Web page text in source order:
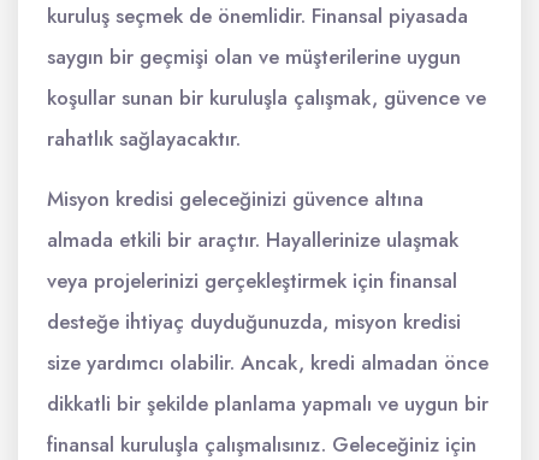
kuruluş seçmek de önemlidir. Finansal piyasada
saygın bir geçmişi olan ve müşterilerine uygun
koşullar sunan bir kuruluşla çalışmak, güvence ve
rahatlık sağlayacaktır.
Misyon kredisi geleceğinizi güvence altına
almada etkili bir araçtır. Hayallerinize ulaşmak
veya projelerinizi gerçekleştirmek için finansal
desteğe ihtiyaç duyduğunuzda, misyon kredisi
size yardımcı olabilir. Ancak, kredi almadan önce
dikkatli bir şekilde planlama yapmalı ve uygun bir
finansal kuruluşla çalışmalısınız. Geleceğiniz için